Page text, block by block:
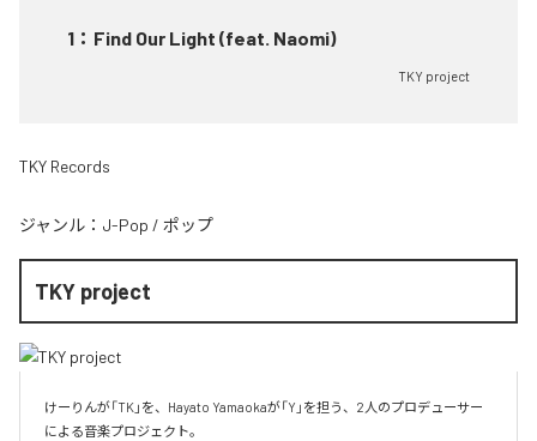
1 ： Find Our Light (feat. Naomi)
TKY project
TKY Records
ジャンル： J-Pop / ポップ
TKY project
けーりんが「TK」を、Hayato Yamaokaが「Y」を担う、2人のプロデューサー
による音楽プロジェクト。